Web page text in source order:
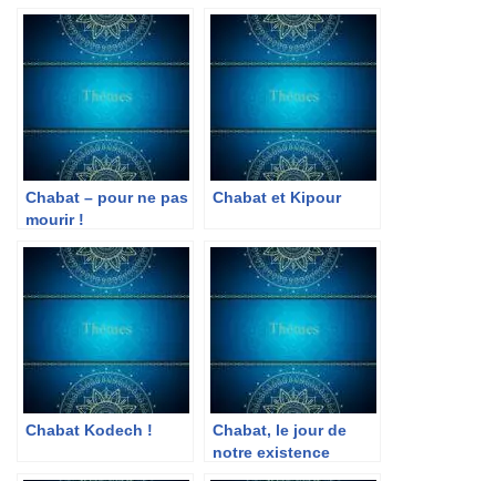
Chabat – pour ne pas
mourir !
Chabat et Kipour
Chabat Kodech !
Chabat, le jour de
notre existence